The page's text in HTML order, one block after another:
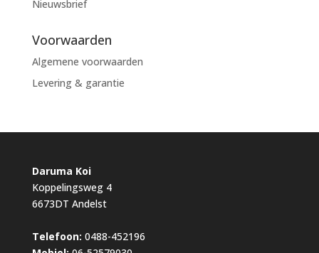
Nieuwsbrief
Voorwaarden
Algemene voorwaarden
Levering & garantie
Daruma Koi
Koppelingsweg 4
6673DT Andelst
Telefoon: 0488-452196